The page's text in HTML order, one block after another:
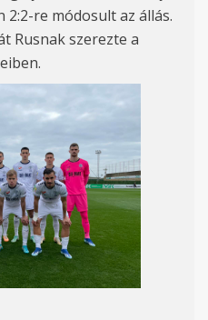
2:2-re módosult az állás.
Rusnak szerezte a